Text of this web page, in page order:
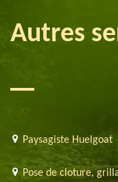
Autres
Paysagiste Huelgoat
Pose de cloture,